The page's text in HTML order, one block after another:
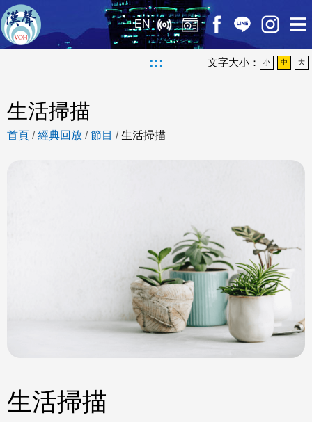
EN
::: 文字大小： 小 中 大
生活掃描
首頁 /經典回放 /節目 /生活掃描
生活掃描